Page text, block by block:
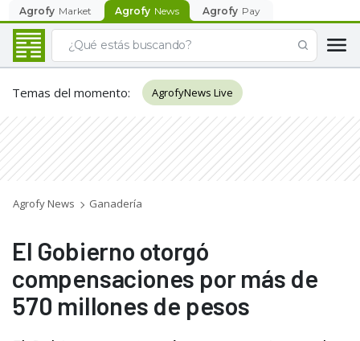
Agrofy Market Agrofy News Agrofy Pay
Temas del momento: AgrofyNews Live
Agrofy News Ganadería
El Gobierno otorgó
compensaciones por más de
570 millones de pesos